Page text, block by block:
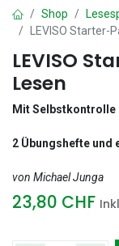
Shop
LEVISO Starter-
LEVISO
Lesen
Mit Selbstkontrolle
2 Übungshefte
von Michael Junga
23,80 CHF